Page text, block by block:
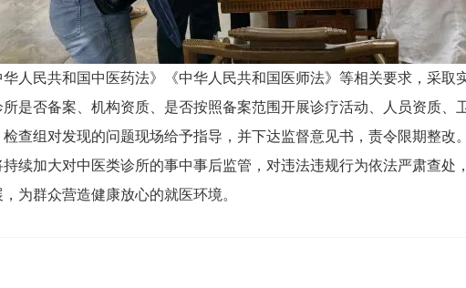
人民共和国中医药法》《中华人民共和国医师法》等相关要求，采取
是否备案、机构资质、是否按照备案范围开展诊疗活动、人员资质、
查组对发现的问题现场给予指导，并下达监督意见书，责令限期整改
续加大对中医类诊所的事中事后监管，对违法违规行为依法严肃查处
为群众营造健康放心的就医环境。